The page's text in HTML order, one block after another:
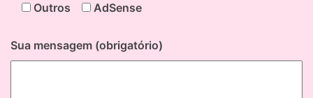
Outros
AdSense
Sua mensagem (obrigatório)